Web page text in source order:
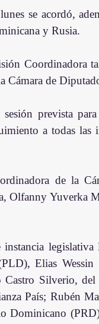
se acordó,
y Rusia.
Coordinadora
Cámara de
prevista para
a todas las
de la
Olfanny Yuverka
Elias Wessin
Silverio,
País; Rubén
Dominicano